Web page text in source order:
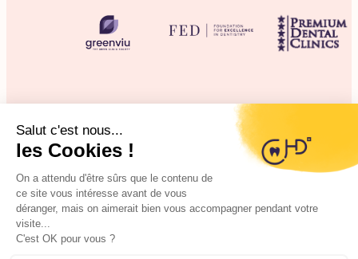
©2025 CHD Clinique d’Hygiène Dentaire
Mentions légales